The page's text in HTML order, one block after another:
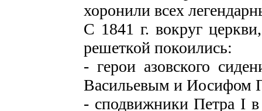
хоронили всех
С 1841 г. вокруг
решеткой покоились:
- герои азовского
Васильевым и Иосифом
- сподвижники Петра I в